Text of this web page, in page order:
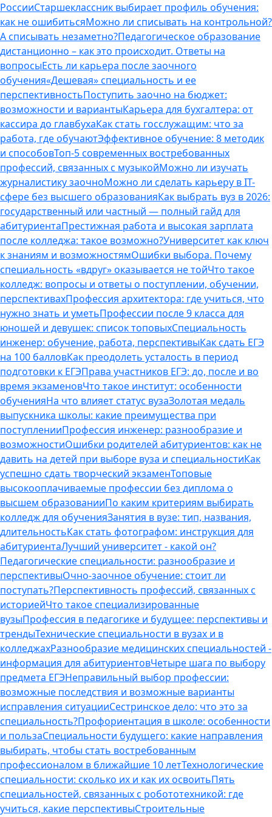
РоссииСтаршеклассник выбирает профиль обучения:
как не ошибитьсяМожно ли списывать на контрольной?
А списывать незаметно?Педагогическое образование
дистанционно – как это происходит. Ответы на
вопросыЕсть ли карьера после заочного
обучения«Дешевая» специальность и ее
перспективностьПоступить заочно на бюджет:
возможности и вариантыКарьера для бухгалтера: от
кассира до главбухаКак стать госслужащим: что за
работа, где обучаютЭффективное обучение: 8 методик
и способовТоп-5 современных востребованных
профессий, связанных с музыкойМожно ли изучать
журналистику заочноМожно ли сделать карьеру в IT-
сфере без высшего образованияКак выбрать вуз в 2026:
государственный или частный — полный гайд для
абитуриентаПрестижная работа и высокая зарплата
после колледжа: такое возможно?Университет как ключ
к знаниям и возможностямОшибки выбора. Почему
специальность «вдруг» оказывается не тойЧто такое
колледж: вопросы и ответы о поступлении, обучении,
перспективахПрофессия архитектора: где учиться, что
нужно знать и уметьПрофессии после 9 класса для
юношей и девушек: список топовыхСпециальность
инженер: обучение, работа, перспективыКак сдать ЕГЭ
на 100 балловКак преодолеть усталость в период
подготовки к ЕГЭПрава участников ЕГЭ: до, после и во
время экзаменовЧто такое институт: особенности
обученияНа что влияет статус вузаЗолотая медаль
выпускника школы: какие преимущества при
поступленииПрофессия инженер: разнообразие и
возможностиОшибки родителей абитуриентов: как не
давить на детей при выборе вуза и специальностиКак
успешно сдать творческий экзаменТоповые
высокооплачиваемые профессии без диплома о
высшем образованииПо каким критериям выбирать
колледж для обученияЗанятия в вузе: тип, названия,
длительностьКак стать фотографом: инструкция для
абитуриентаЛучший университет - какой он?
Педагогические специальности: разнообразие и
перспективыОчно-заочное обучение: стоит ли
поступать?Перспективность профессий, связанных с
историейЧто такое специализированные
вузыПрофессия в педагогике и будущее: перспективы и
трендыТехнические специальности в вузах и в
колледжахРазнообразие медицинских специальностей -
информация для абитуриентовЧетыре шага по выбору
предмета ЕГЭНеправильный выбор профессии:
возможные последствия и возможные варианты
исправления ситуацииСестринское дело: что это за
специальность?Профориентация в школе: особенности
и пользаСпециальности будущего: какие направления
выбирать, чтобы стать востребованным
профессионалом в ближайшие 10 летТехнологические
специальности: сколько их и как их освоитьПять
специальностей, связанных с робототехникой: где
учиться, какие перспективыСтроительные